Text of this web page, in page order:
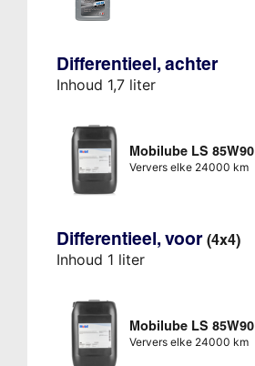
Differentieel, achter
Inhoud 1,7 liter
Mobilube LS 85W90
Ververs elke 24000 km
Differentieel, voor (4x4)
Inhoud 1 liter
Mobilube LS 85W90
Ververs elke 24000 km